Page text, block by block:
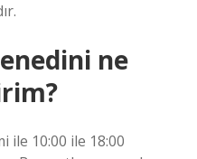
ne
ile 10:00 ile 18:00